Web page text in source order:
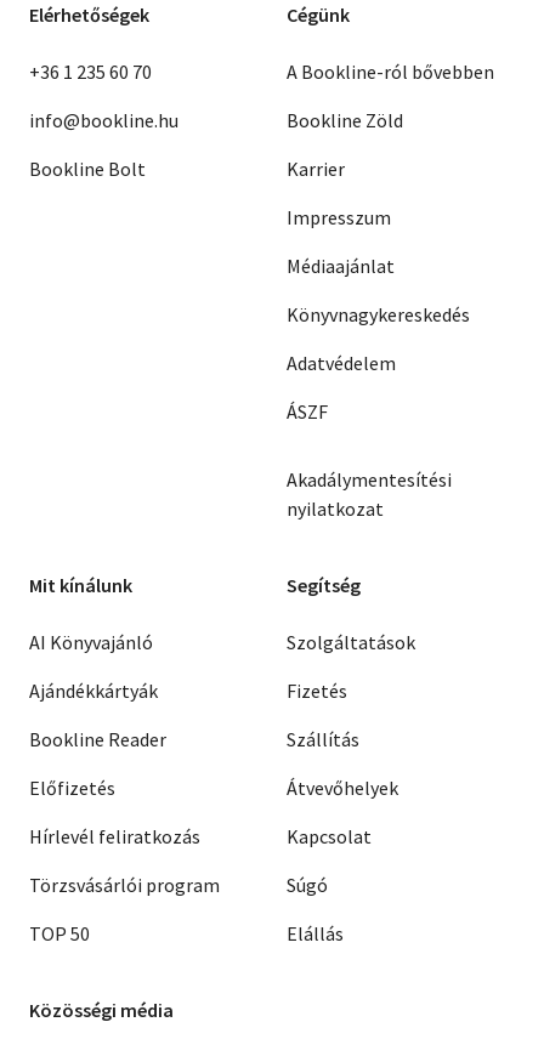
Elérhetőségek
+36 1 235 60 70
info@bookline.hu
Bookline Bolt
Cégünk
A Bookline-ról bővebben
Bookline Zöld
Karrier
Impresszum
Médiaajánlat
Könyvnagykereskedés
Adatvédelem
ÁSZF
Akadálymentesítési
nyilatkozat
Mit kínálunk
AI Könyvajánló
Ajándékkártyák
Bookline Reader
Előfizetés
Hírlevél feliratkozás
Törzsvásárlói program
TOP 50
Segítség
Szolgáltatások
Fizetés
Szállítás
Átvevőhelyek
Kapcsolat
Súgó
Elállás
Közösségi média